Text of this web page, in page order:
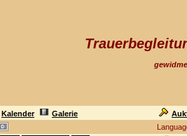
Kalender Galerie